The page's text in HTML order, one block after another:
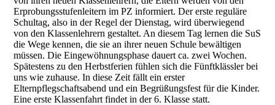
Erprobungsstufenleitern im PZ informiert. Der erste reguläre
Schultag, also in der Regel der Dienstag, wird überwiegend
von den Klassenlehrern gestaltet. An diesem Tag lernen die SuS
die Wege kennen, die sie an ihrer neuen Schule bewältigen
müssen. Die Eingewöhnungsphase dauert ca. zwei Wochen.
Spätestens zu den Herbstferien fühlen sich die Fünftklässler bei
uns wie zuhause. In diese Zeit fällt ein erster
Elternpflegschaftsabend und ein Begrüßungsfest für die Kinder.
Eine erste Klassenfahrt findet in der 6. Klasse statt.